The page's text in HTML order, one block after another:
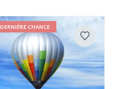
DERNIÈRE CHANCE